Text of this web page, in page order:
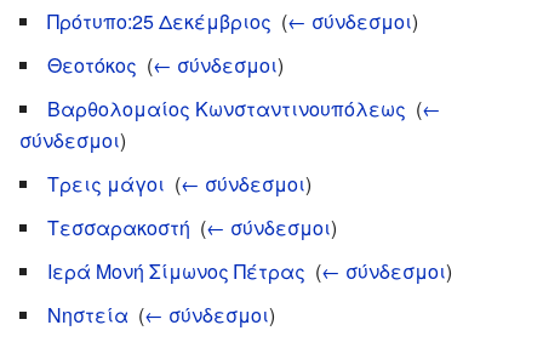
Πρότυπο:25 Δεκέμβριος (← σύνδεσμοι)
Θεοτόκος (← σύνδεσμοι)
Βαρθολομαίος Κωνσταντινουπόλεως (←
σύνδεσμοι)
Τρεις μάγοι (← σύνδεσμοι)
Τεσσαρακοστή (← σύνδεσμοι)
Ιερά Μονή Σίμωνος Πέτρας (← σύνδεσμοι)
Νηστεία (← σύνδεσμοι)